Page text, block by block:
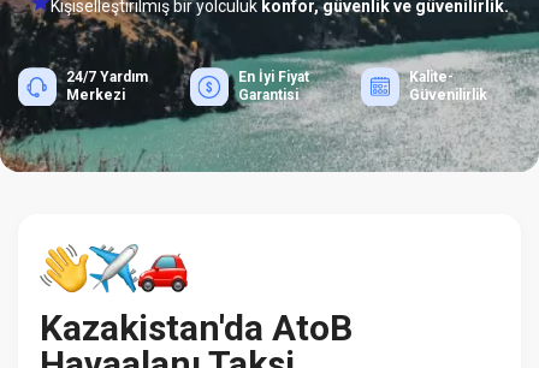
Kişiselleştirilmiş bir yolculuk konfor, güvenlik ve güvenilirlik.
24/7 Yardım
Merkezi
En İyi Fiyat
Garantisi
Kalite-
Güvenilirlik
Kazakistan'da AtoB